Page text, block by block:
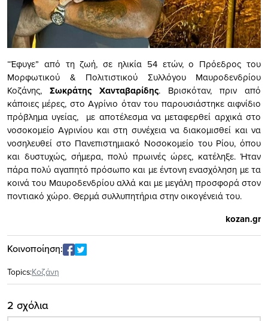
“Έφυγε” από τη ζωή, σε ηλικία 54 ετών, ο Πρόεδρος του
Μορφωτικού & Πολιτιστικού Συλλόγου Μαυροδενδρίου
Κοζάνης, Σωκράτης Χανταβαρίδης. Βρισκόταν, πριν από
κάποιες μέρες, στο Αγρίνιο όταν του παρουσιάστηκε αιφνίδιο
πρόβλημα υγείας, με αποτέλεσμα να μεταφερθεί αρχικά στο
νοσοκομείο Αγρινίου και στη συνέχεια να διακομισθεί και να
νοσηλευθεί στο Πανεπιστημιακό Νοσοκομείο του Ρίου, όπου
και δυστυχώς, σήμερα, πολύ πρωινές ώρες, κατέληξε. Ήταν
πάρα πολύ αγαπητό πρόσωπο και με έντονη ενασχόληση με τα
κοινά του Μαυροδενδρίου αλλά και με μεγάλη προσφορά στον
ποντιακό χώρο. Θερμά συλλυπητήρια στην οικογένειά του.
kozan.gr
Κοινοποίηση:
Topics:Κοζάνη
2 σχόλια